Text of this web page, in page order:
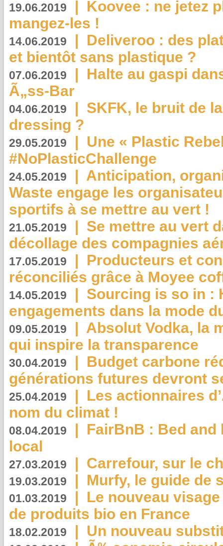
19.06.2019 | Koovee : ne jetez
mangez-les !
14.06.2019 | Deliveroo : des
et bientôt sans plastique ?
07.06.2019 | Halte au gaspi
Ã„ss-Bar
04.06.2019 | SKFK, le bruit de
dressing ?
29.05.2019 | Une « Plastic
#NoPlasticChallenge
24.05.2019 | Anticipation,
Waste engage les
sportifs à se mettre au vert !
21.05.2019 | Se mettre au vert
décollage des compagnies
17.05.2019 | Producteurs et
réconciliés grâce à Moyee
14.05.2019 | Sourcing is so in :
engagements dans la mode
09.05.2019 | Absolut Vodka, la
qui inspire la transparence
30.04.2019 | Budget carbone
générations futures devront
25.04.2019 | Les actionnaires
nom du climat !
08.04.2019 | FairBnB : Bed
local
27.03.2019 | Carrefour, sur le
19.03.2019 | Murfy, le guide de
01.03.2019 | Le nouveau
de produits bio en France
18.02.2019 | Un nouveau